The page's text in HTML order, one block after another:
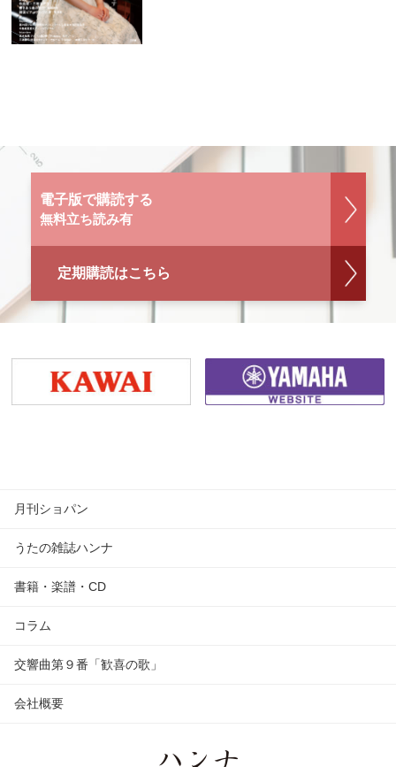
電子版で購読する
無料立ち読み有
定期購読はこちら
月刊ショパン
うたの雑誌ハンナ
書籍・楽譜・CD
コラム
交響曲第９番「歓喜の歌」
会社概要